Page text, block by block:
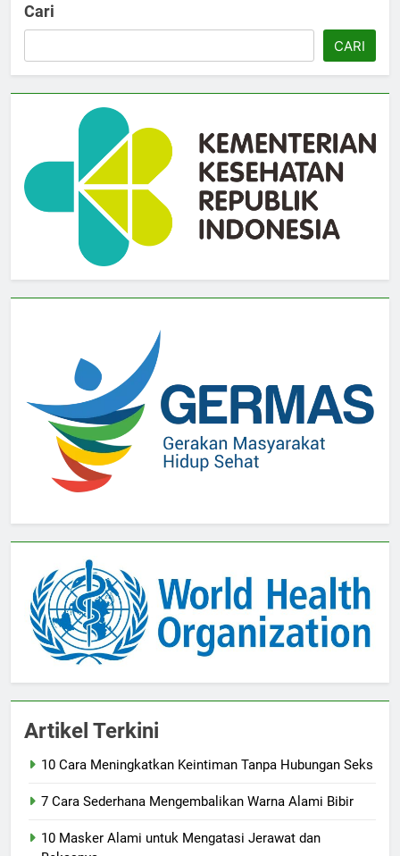
Cari
CARI
Artikel Terkini
10 Cara Meningkatkan Keintiman Tanpa Hubungan Seks
7 Cara Sederhana Mengembalikan Warna Alami Bibir
10 Masker Alami untuk Mengatasi Jerawat dan